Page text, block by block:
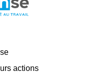
actions